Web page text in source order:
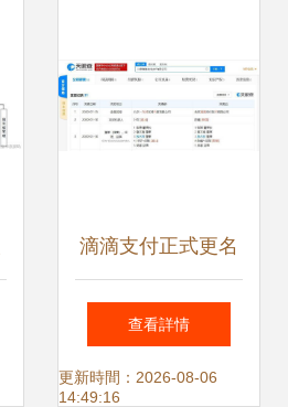
滴滴支付正式更名
從一九付到滴滴支
付的戰略轉型與專
查看詳情
更新時間：2026-08-06
14:49:16